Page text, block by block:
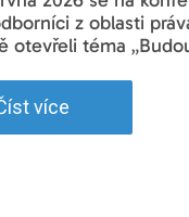
z oblasti
otevřeli téma
více